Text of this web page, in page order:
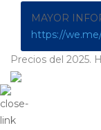
MAYOR
https://
Precios del 2025.